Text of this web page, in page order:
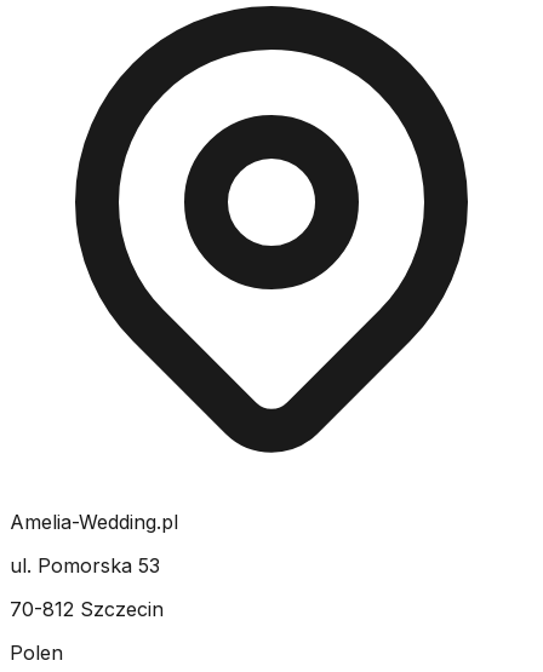
Amelia-Wedding.pl
ul. Pomorska 53
70-812 Szczecin
Polen